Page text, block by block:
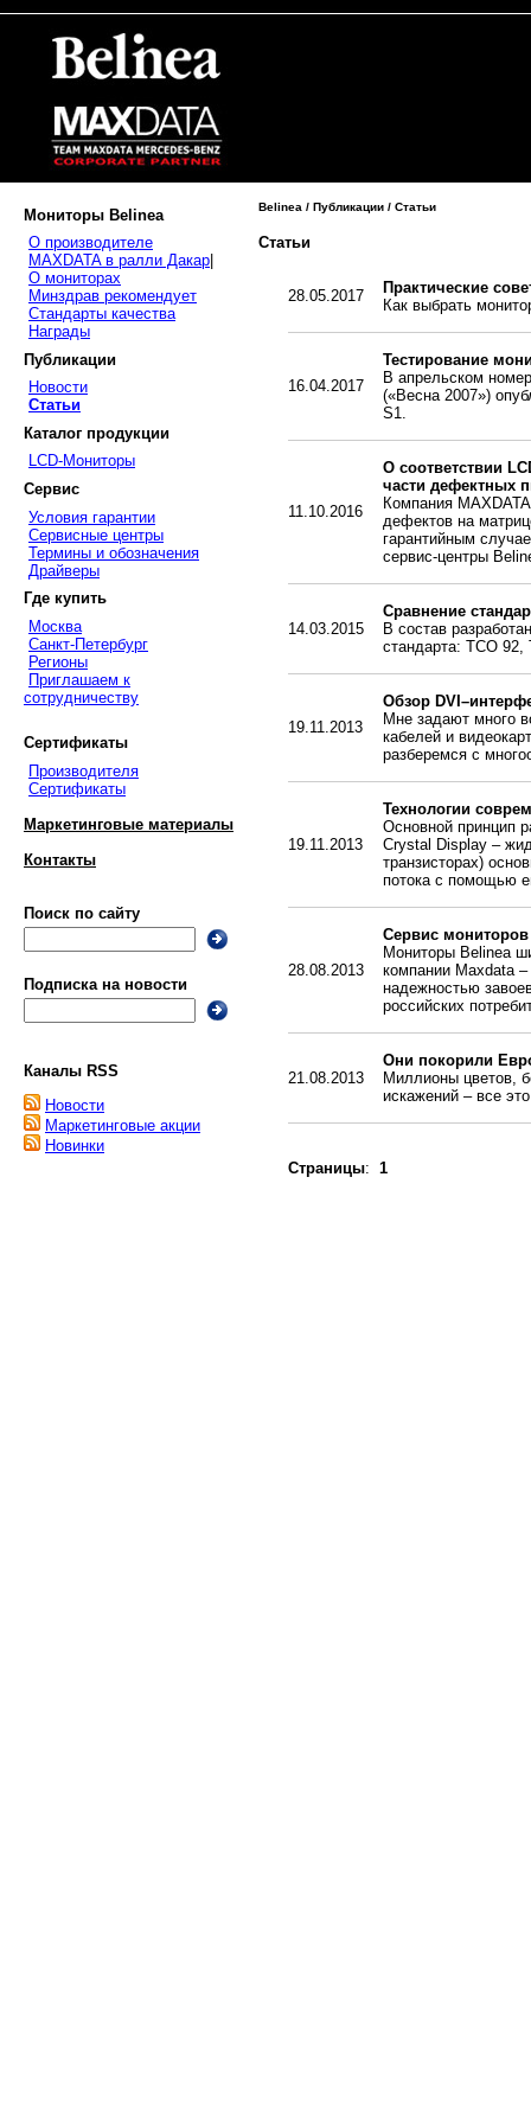
Мониторы Belinea
О производителе
MAXDATA в ралли Дакар
О мониторах
Минздрав рекомендует
Стандарты качества
Награды
Публикации
Новости
Статьи
Каталог продукции
LCD-Мониторы
Сервис
Условия гарантии
Сервисные центры
Термины и обозначения
Драйверы
Где купить
Москва
Санкт-Петербург
Регионы
Приглашаем к
сотрудничеству
Сертификаты
Производителя
Сертификаты
Маркетинговые материалы
Контакты
Поиск по сайту
Подписка на новости
Каналы RSS
Новости
Маркетинговые акции
Новинки
Belinea / Публикации / Статьи
Статьи
28.05.2017
Практические
Как выбрать
16.04.2017
Тестирование
В апрельском
(«Весна 2007»)
S1.
11.10.2016
О соответствии
части дефектных
Компания
дефектов на
гарантийным
сервис-центры
14.03.2015
Сравнение
В состав
стандарта: TCO
19.11.2013
Обзор
Мне задают много
кабелей и
разберемся с
19.11.2013
Технологии
Основной принцип
Crystal Display –
транзисторах)
потока с помощью
28.08.2013
Сервис
Мониторы Belinea
компании Maxdata
надежностью
российских
21.08.2013
Они покорили
Миллионы цветов,
искажений – все
Страницы: 1